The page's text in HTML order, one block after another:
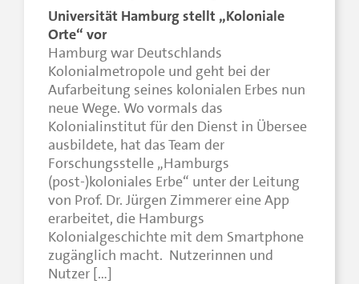
Universität Hamburg stellt „Koloniale
Orte“ vor
Hamburg war Deutschlands
Kolonialmetropole und geht bei der
Aufarbeitung seines kolonialen Erbes nun
neue Wege. Wo vormals das
Kolonialinstitut für den Dienst in Übersee
ausbildete, hat das Team der
Forschungsstelle „Hamburgs
(post-)koloniales Erbe“ unter der Leitung
von Prof. Dr. Jürgen Zimmerer eine App
erarbeitet, die Hamburgs
Kolonialgeschichte mit dem Smartphone
zugänglich macht. Nutzerinnen und
Nutzer […]